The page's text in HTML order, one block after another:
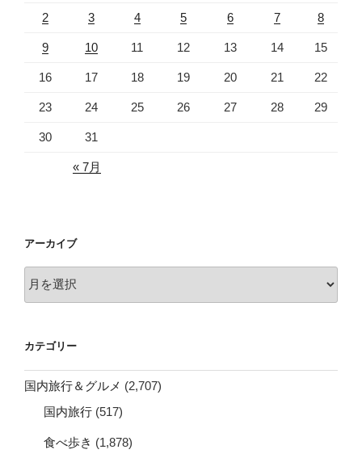
2 3 4 5 6 7 8
9 10 11 12 13 14 15
16 17 18 19 20 21 22
23 24 25 26 27 28 29
30 31
« 7月
アーカイブ
ー
ブ
カテゴリー
国内旅行＆グルメ (2,707)
国内旅行 (517)
食べ歩き (1,878)